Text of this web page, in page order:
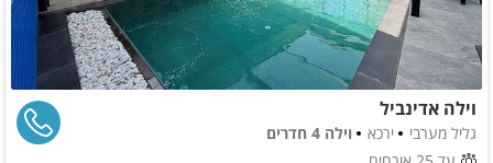
וילה אדינביל
גליל מערבי ירכא
וילה 4 חדרים